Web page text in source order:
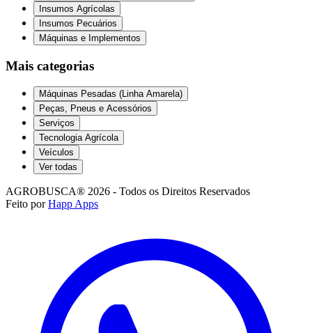
Insumos Agrícolas
Insumos Pecuários
Máquinas e Implementos
Mais categorias
Máquinas Pesadas (Linha Amarela)
Peças, Pneus e Acessórios
Serviços
Tecnologia Agrícola
Veículos
Ver todas
AGROBUSCA® 2026 - Todos os Direitos Reservados
Feito por Happ Apps